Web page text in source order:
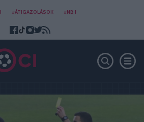
#ÁTIGAZOLÁSOK #NB I